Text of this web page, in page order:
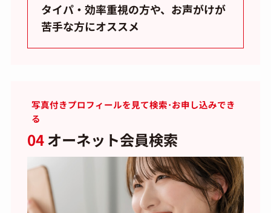
タイパ・効率重視の方や、お声がけが
苦手な方にオススメ
写真付きプロフィールを見て検索･お申し込みでき
る
04オーネット会員検索